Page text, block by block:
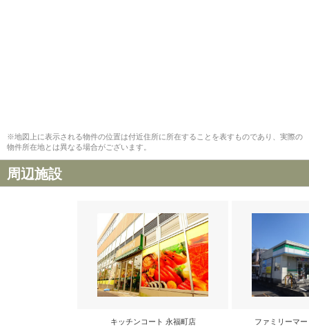
※地図上に表示される物件の位置は付近住所に所在することを表すものであり、実際の
物件所在地とは異なる場合がございます。
周辺施設
キッチンコート 永福町店 ファミリーマ